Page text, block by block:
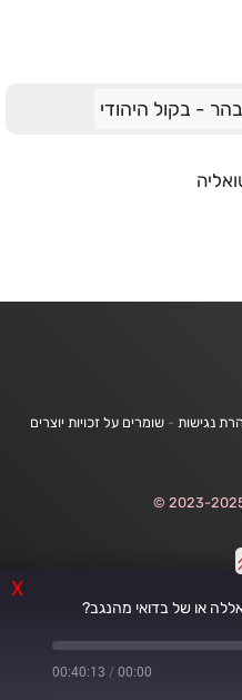
X
או של בדואי מהנגב?
00:00
/
00:40:13
- בקול היהודי
נגישות - שומרים על זכויות יוצרים